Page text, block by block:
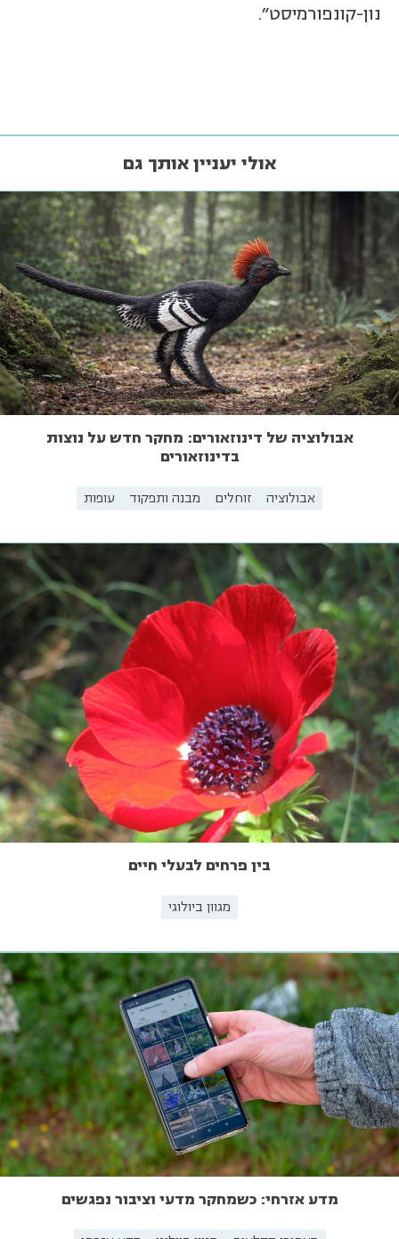
נון-קונפורמיסט".
אולי יעניין אותך גם
אבולוציה של דינוזאורים: מחקר חדש על נוצות
בדינוזאורים
אבולוציה זוחלים מבנה ותפקוד עופות
בין פרחים לבעלי חיים
מגוון ביולוגי
מדע אזרחי: כשמחקר מדעי וציבור נפגשים